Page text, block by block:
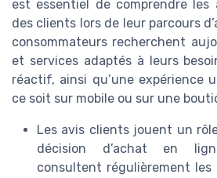
est essentiel de comprendre les
des clients lors de leur parcours
consommateurs recherchent
et services adaptés à leurs
réactif, ainsi qu’une expérience
ce soit sur mobile ou sur une
Les avis clients jouent un
décision d’achat en
consultent régulièrement les